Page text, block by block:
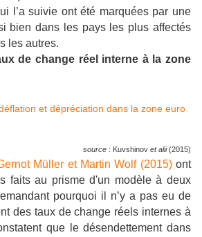
l’a suivie ont été marquées par une
bien dans les pays les plus affectés
les autres.
de change réel interne à la zone
source : Kuvshinov et alii(2015)
Müller et Martin Wolf (2015) ont
faits au prisme d'un modèle à deux
pourquoi il n’y a pas eu de
des taux de change réels internes à
que le désendettement dans